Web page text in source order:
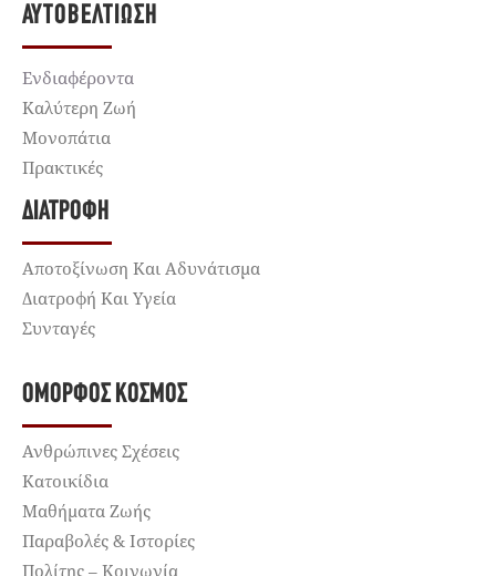
ΑΥΤΟΒΕΛΤΊΩΣΗ
Ενδιαφέροντα
Καλύτερη Ζωή
Μονοπάτια
Πρακτικές
ΔΙΑΤΡΟΦΉ
Αποτοξίνωση Και Αδυνάτισμα
Διατροφή Και Υγεία
Συνταγές
ΌΜΟΡΦΟΣ ΚΌΣΜΟΣ
Ανθρώπινες Σχέσεις
Κατοικίδια
Μαθήματα Ζωής
Παραβολές & Ιστορίες
Πολίτης – Κοινωνία